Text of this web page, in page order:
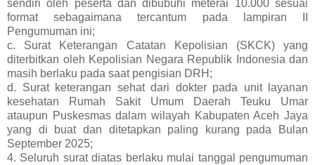
sendiri oleh peserta dan dibubuhi meterai 10.000 sesuai
format sebagaimana tercantum pada lampiran II
Pengumuman ini;
c. Surat Keterangan Catatan Kepolisian (SKCK) yang
diterbitkan oleh Kepolisian Negara Republik Indonesia dan
masih berlaku pada saat pengisian DRH;
d. Surat keterangan sehat dari dokter pada unit layanan
kesehatan Rumah Sakit Umum Daerah Teuku Umar
ataupun Puskesmas dalam wilayah Kabupaten Aceh Jaya
yang di buat dan ditetapkan paling kurang pada Bulan
September 2025;
4. Seluruh surat diatas berlaku mulai tanggal pengumuman